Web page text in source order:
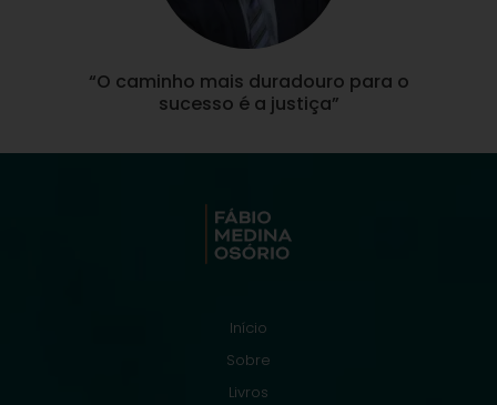
“O caminho mais duradouro para o
sucesso é a justiça”
Início
Sobre
Livros